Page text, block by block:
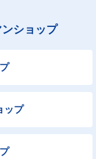
ショップ
ップ